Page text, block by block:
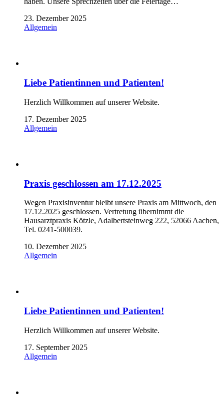
23. Dezember 2025
Allgemein
Liebe Patientinnen und Patienten!
Herzlich Willkommen auf unserer Website.
17. Dezember 2025
Allgemein
Praxis geschlossen am 17.12.2025
Wegen Praxisinventur bleibt unsere Praxis am Mittwoch, den
17.12.2025 geschlossen. Vertretung übernimmt die
Hausarztpraxis Kötzle, Adalbertsteinweg 222, 52066 Aachen,
Tel. 0241-500039.
10. Dezember 2025
Allgemein
Liebe Patientinnen und Patienten!
Herzlich Willkommen auf unserer Website.
17. September 2025
Allgemein